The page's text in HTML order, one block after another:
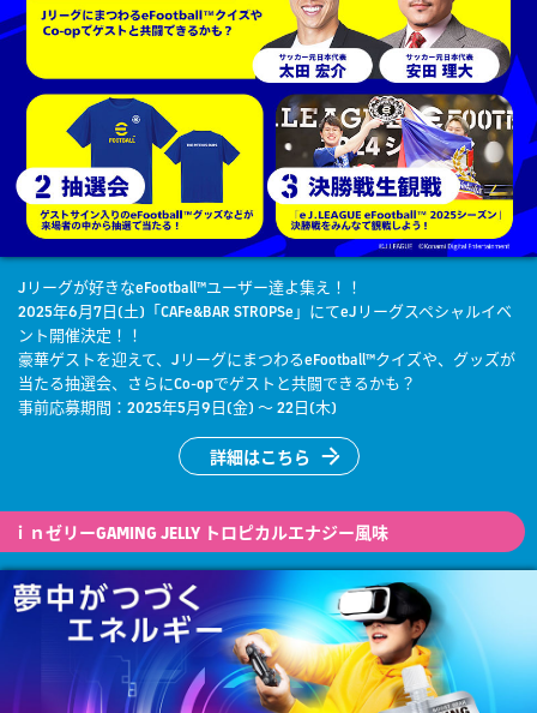
Jリーグが好きなeFootball™ユーザー達よ集え！！
2025年6月7日(土)「CAFe&BAR STROPSe」にてeJリーグスペシャルイベ
ント開催決定！！
豪華ゲストを迎えて、JリーグにまつわるeFootball™クイズや、グッズが
当たる抽選会、さらにCo-opでゲストと共闘できるかも？
事前応募期間：2025年5月9日(金) ～ 22日(木)
詳細はこちら
ｉｎゼリーGAMING JELLY トロピカルエナジー風味